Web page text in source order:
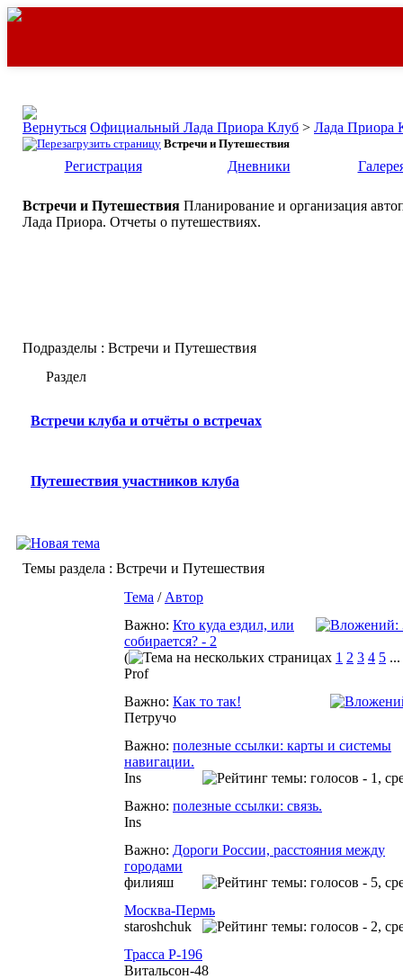
Официальный Лада Приора Клуб > Лада Приора
Встречи и Путешествия
Регистрация Дневники
Встречи и Путешествия Планирование и организация
Лада Приора. Отчеты о путешествиях.
Подразделы : Встречи и Путешествия
Раздел
Встречи клуба и отчёты о встречах
Путешествия участников клуба
Темы раздела : Встречи и Путешествия
Тема / Автор
Важно: Кто куда ездил, или
собирается? - 2
(
1 2 3 4 5 ...
Prof
Важно: Как то так!
Петручо
Важно: полезные ссылки: карты и системы
навигации.
Ins
Важно: полезные ссылки: связь.
Ins
Важно: Дороги России, расстояния между
городами
филияш
Москва-Пермь
staroshchuk
Трасса Р-196
Витальсон-48